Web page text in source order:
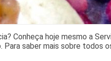
Conheça hoje mesmo a
Para saber mais sobre todos